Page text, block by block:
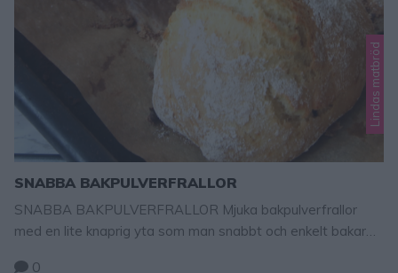
Lindas matbröd
SNABBA BAKPULVERFRALLOR
SNABBA BAKPULVERFRALLOR Mjuka bakpulverfrallor
med en lite knaprig yta som man snabbt och enkelt bakar
0